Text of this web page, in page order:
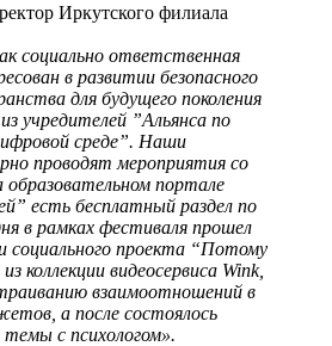
Иркутского филиала
социально ответственная
в развитии безопасного
для будущего поколения
учредителей ”Альянса по
среде”. Наши
проводят мероприятия со
образовательном портале
есть бесплатный раздел по
в рамках фестиваля прошел
социального проекта “Потому
коллекции видеосервиса Wink,
взаимоотношений в
а после состоялось
с психологом».